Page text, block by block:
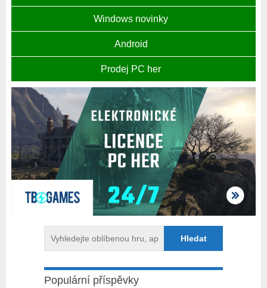
Windows novinky
Android
Prodej PC her
Populární příspěvky